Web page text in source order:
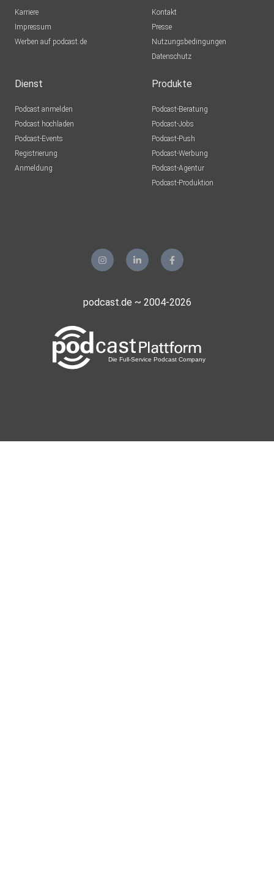
Karriere
Impressum
Werben auf podcast.de
Kontakt
Presse
Nutzungsbedingungen
Datenschutz
Dienst
Podcast anmelden
Podcast hochladen
Podcast-Events
Registrierung
Anmeldung
Produkte
Podcast-Beratung
Podcast-Jobs
Podcast-Push
Podcast-Werbung
Podcast-Agentur
Podcast-Produktion
podcast.de ~ 2004-2026